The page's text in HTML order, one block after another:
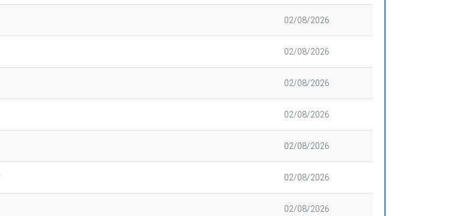
02/08/2026
02/08/2026
02/08/2026
02/08/2026
02/08/2026
02/08/2026
02/08/2026